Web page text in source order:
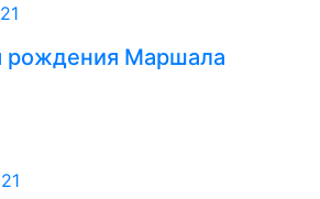
рождения Маршала